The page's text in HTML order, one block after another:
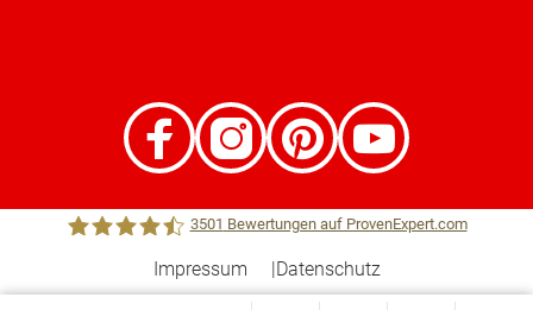
Town &Country Haus Lizenzgeber GmbH
3501 Bewertungen auf ProvenExpert.com
Impressum Datenschutz